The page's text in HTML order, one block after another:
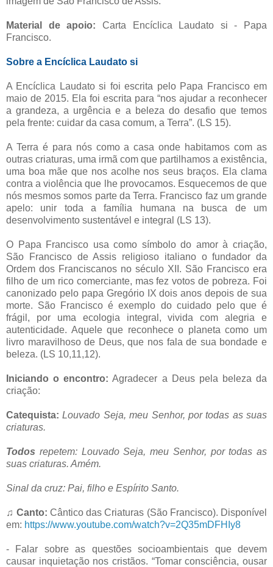
Material de apoio: Carta Encíclica Laudato si - Papa
Francisco.
Sobre a Encíclica Laudato si
A Encíclica Laudato si foi escrita pelo Papa Francisco em
maio de 2015. Ela foi escrita para “nos ajudar a reconhecer
a grandeza, a urgência e a beleza do desafio que temos
pela frente: cuidar da casa comum, a Terra”. (LS 15).
A Terra é para nós como a casa onde habitamos com as
outras criaturas, uma irmã com que partilhamos a existência,
uma boa mãe que nos acolhe nos seus braços. Ela clama
contra a violência que lhe provocamos. Esquecemos de que
nós mesmos somos parte da Terra. Francisco faz um grande
apelo: unir toda a família humana na busca de um
desenvolvimento sustentável e integral (LS 13).
O Papa Francisco usa como símbolo do amor à criação,
São Francisco de Assis religioso italiano o fundador da
Ordem dos Franciscanos no século XII. São Francisco era
filho de um rico comerciante, mas fez votos de pobreza. Foi
canonizado pelo papa Gregório IX dois anos depois de sua
morte. São Francisco é exemplo do cuidado pelo que é
frágil, por uma ecologia integral, vivida com alegria e
autenticidade. Aquele que reconhece o planeta como um
livro maravilhoso de Deus, que nos fala de sua bondade e
beleza. (LS 10,11,12).
Iniciando o encontro: Agradecer a Deus pela beleza da
criação:
Catequista: Louvado Seja, meu Senhor, por todas as suas
criaturas.
Todos repetem: Louvado Seja, meu Senhor, por todas as
suas criaturas. Amém.
Sinal da cruz: Pai, filho e Espírito Santo.
♫ Canto: Cântico das Criaturas (São Francisco). Disponível
em: https://www.youtube.com/watch?v=2Q35mDFHIy8
- Falar sobre as questões socioambientais que devem
causar inquietação nos cristãos. “Tomar consciência, ousar